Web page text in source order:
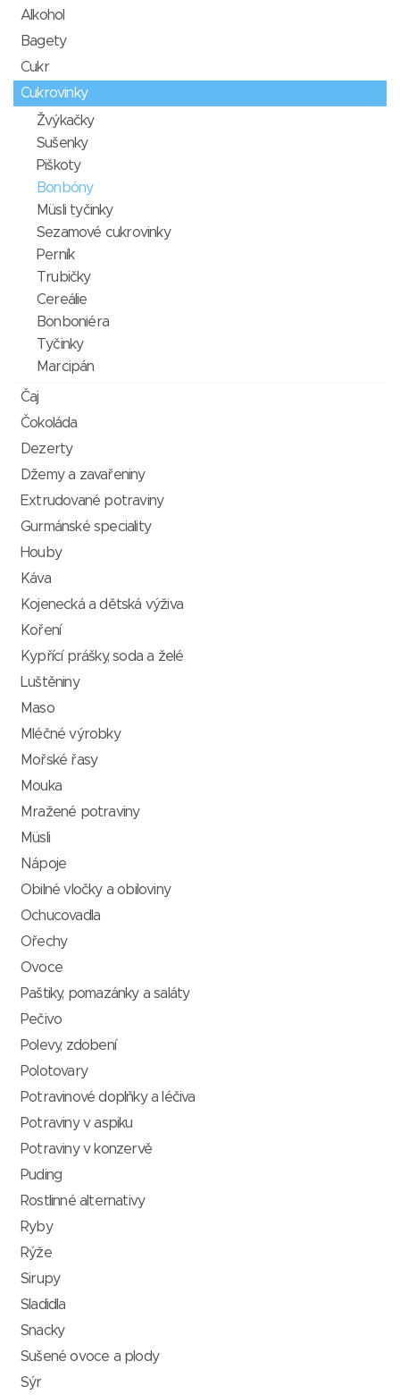
Alkohol
Bagety
Cukr
Cukrovinky
Žvýkačky
Sušenky
Piškoty
Bonbóny
Müsli tyčinky
Sezamové cukrovinky
Perník
Trubičky
Cereálie
Bonboniéra
Tyčinky
Marcipán
Čaj
Čokoláda
Dezerty
Džemy a zavařeniny
Extrudované potraviny
Gurmánské speciality
Houby
Káva
Kojenecká a dětská výživa
Koření
Kypřící prášky, soda a želé
Luštěniny
Maso
Mléčné výrobky
Mořské řasy
Mouka
Mražené potraviny
Müsli
Nápoje
Obilné vločky a obiloviny
Ochucovadla
Ořechy
Ovoce
Paštiky, pomazánky a saláty
Pečivo
Polevy, zdobení
Polotovary
Potravinové doplňky a léčiva
Potraviny v aspiku
Potraviny v konzervě
Puding
Rostlinné alternativy
Ryby
Rýže
Sirupy
Sladidla
Snacky
Sušené ovoce a plody
Sýr